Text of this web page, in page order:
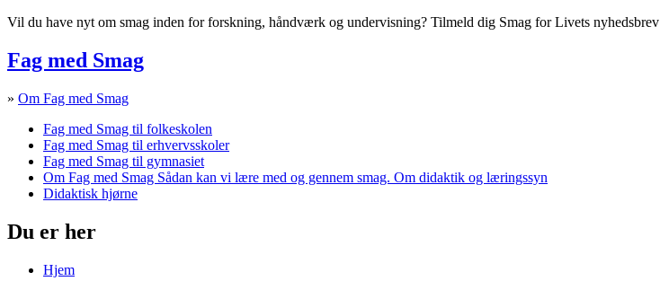
Vil du have nyt om smag inden for forskning, håndværk og undervisning? Tilmeld dig Smag for Livets nyhedsbrev
Fag med Smag
» Om Fag med Smag
Fag med Smag til folkeskolen
Fag med Smag til erhvervsskoler
Fag med Smag til gymnasiet
Om Fag med Smag Sådan kan vi lære med og gennem smag. Om didaktik og læringssyn
Didaktisk hjørne
Du er her
Hjem